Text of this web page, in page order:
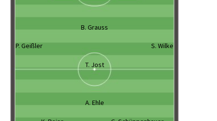
B. Grauss
P. Geißler S. Wilke
T. Jost
A. Ehle